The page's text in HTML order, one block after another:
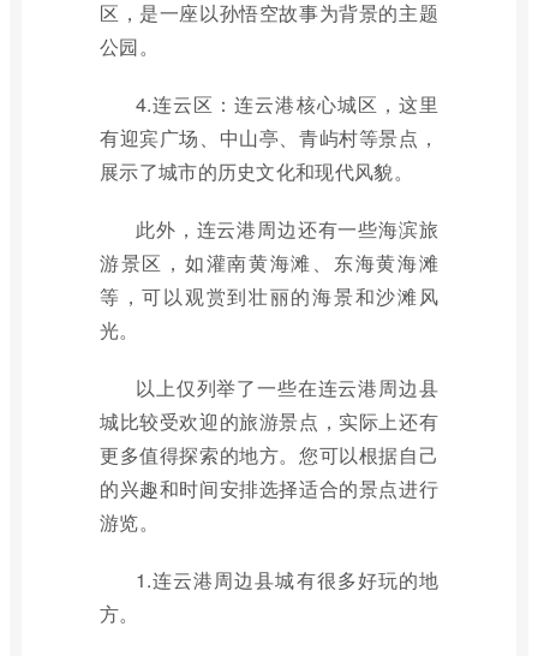
区，是一座以孙悟空故事为背景的主题
公园。
4.连云区：连云港核心城区，这里
有迎宾广场、中山亭、青屿村等景点，
展示了城市的历史文化和现代风貌。
此外，连云港周边还有一些海滨旅
游景区，如灌南黄海滩、东海黄海滩
等，可以观赏到壮丽的海景和沙滩风
光。
以上仅列举了一些在连云港周边县
城比较受欢迎的旅游景点，实际上还有
更多值得探索的地方。您可以根据自己
的兴趣和时间安排选择适合的景点进行
游览。
1.连云港周边县城有很多好玩的地
方。